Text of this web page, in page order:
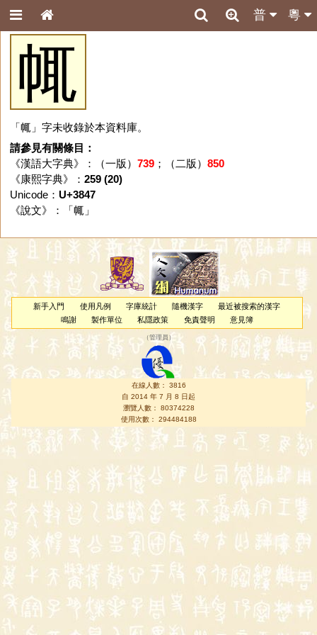
粵
普
㡇
「㡇」字未收錄於本資料庫。
請參見有關條目：
《漢語大字典》：（一版） 739；（二版） 850
《康熙字典》： 259 (20)
Unicode： U+3847
《說文》：「 㡇 」
新手入門 使用凡例 字庫統計 隨機漢字
最近被搜索的漢字
鳴謝
製作單位 私隱政策 免責聲明 意見簿
（管理員 ）
在線人數： 3816
自 2014 年 7 月 8 日起
瀏覽人數： 80374228
使用次數： 294484188